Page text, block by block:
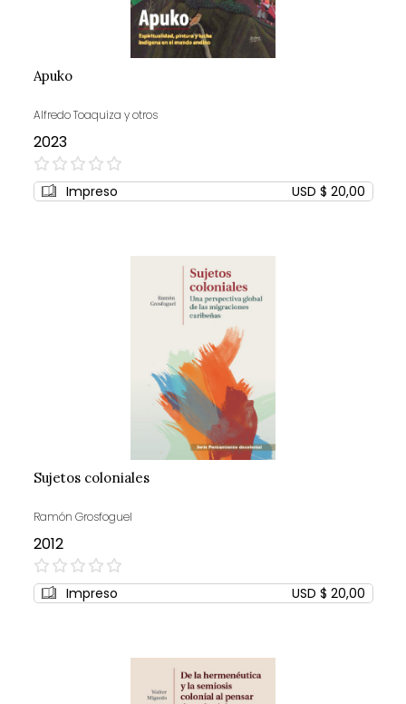
Apuko
Alfredo Toaquiza y otros
2023
0%
Impreso USD $ 20,00
Sujetos coloniales
Ramón Grosfoguel
2012
0%
Impreso USD $ 20,00